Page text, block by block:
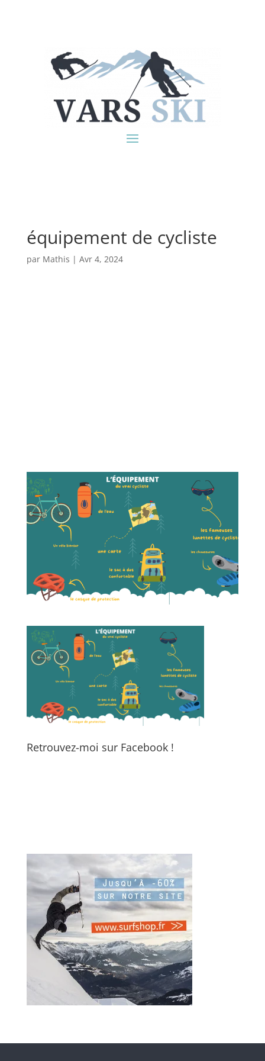
équipement de cycliste
par Mathis | Avr 4, 2024
Retrouvez-moi sur Facebook !